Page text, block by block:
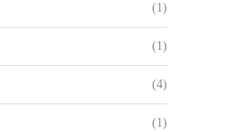
(1)
(1)
(4)
(1)